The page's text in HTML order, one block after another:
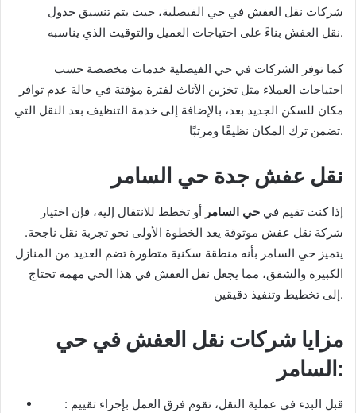
شركات نقل العفش في حي الفيصلية، حيث يتم تنسيق جدول
نقل العفش بناءً على احتياجات العميل والتوقيت الذي يناسبه.
كما توفر الشركات في حي الفيصلية خدمات مخصصة حسب
احتياجات العملاء مثل تخزين الأثاث لفترة مؤقتة في حالة عدم توافر
مكان للسكن الجديد بعد، بالإضافة إلى خدمة التنظيف بعد النقل التي
تضمن ترك المكان نظيفًا ومرتبًا.
نقل عفش جدة حي السامر
إذا كنت تقيم في حي السامر أو تخطط للانتقال إليه، فإن اختيار
شركة نقل عفش موثوقة يعد الخطوة الأولى نحو تجربة نقل ناجحة.
يتميز حي السامر بأنه منطقة سكنية متطورة تضم العديد من المنازل
الكبيرة والشقق، مما يجعل نقل العفش في هذا الحي مهمة تحتاج
إلى تخطيط وتنفيذ دقيقين.
مزايا شركات نقل العفش في حي
السامر:
: قبل البدء في عملية النقل، تقوم فرق العمل بإجراء تقييم